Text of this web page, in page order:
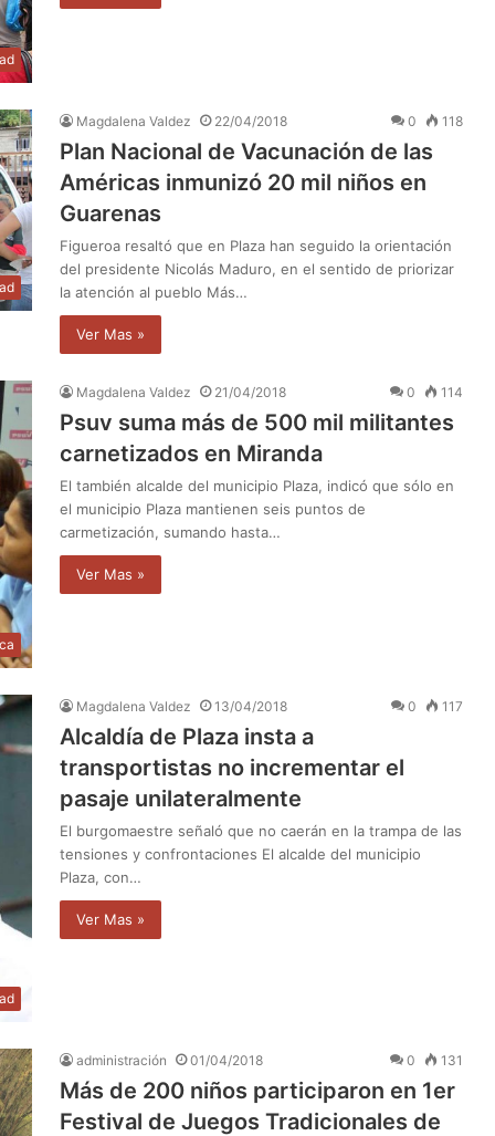
Magdalena Valdez 22/04/2018 0 118
Plan Nacional de Vacunación de las
Américas inmunizó 20 mil niños en
Guarenas
Figueroa resaltó que en Plaza han seguido la orientación
del presidente Nicolás Maduro, en el sentido de priorizar
la atención al pueblo Más…
Ver Mas »
Magdalena Valdez 21/04/2018 0 114
Psuv suma más de 500 mil militantes
carnetizados en Miranda
El también alcalde del municipio Plaza, indicó que sólo en
el municipio Plaza mantienen seis puntos de
carmetización, sumando hasta…
Ver Mas »
Magdalena Valdez 13/04/2018 0 117
Alcaldía de Plaza insta a
transportistas no incrementar el
pasaje unilateralmente
El burgomaestre señaló que no caerán en la trampa de las
tensiones y confrontaciones El alcalde del municipio
Plaza, con…
Ver Mas »
administración 01/04/2018 0 131
Más de 200 niños participaron en 1er
Festival de Juegos Tradicionales de